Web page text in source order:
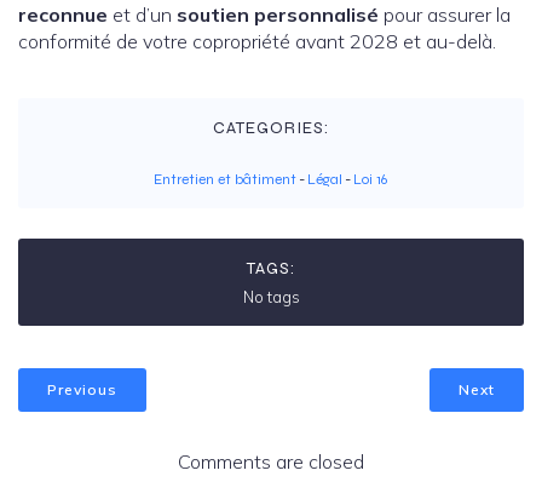
reconnue et d’un soutien personnalisé pour assurer la
conformité de votre copropriété avant 2028 et au-delà.
CATEGORIES:
Entretien et bâtiment - Légal - Loi 16
TAGS:
No tags
Previous Next
Comments are closed